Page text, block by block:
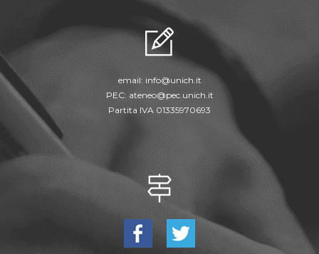
email: info@unich.it
PEC: ateneo@pec.unich.it
Partita IVA 01335970693